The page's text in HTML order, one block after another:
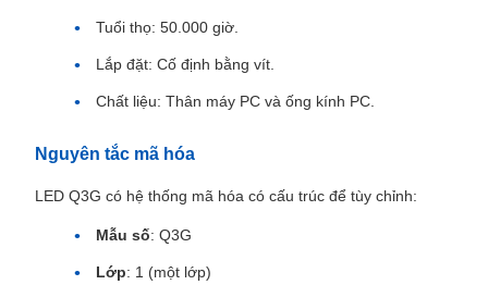
Tuổi thọ: 50.000 giờ.
Lắp đặt: Cố định bằng vít.
Chất liệu: Thân máy PC và ống kính PC.
Nguyên tắc mã hóa
LED Q3G có hệ thống mã hóa có cấu trúc để tùy chỉnh:
Mẫu số: Q3G
Lớp: 1 (một lớp)